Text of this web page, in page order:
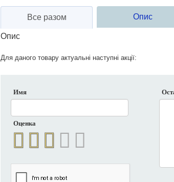
Все разом Опис
Опис
Для даного товару актуальні наступні акції:
Имя
Оценка